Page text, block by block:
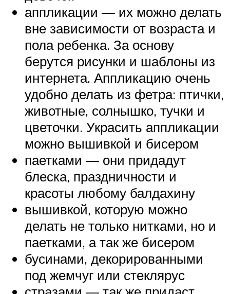
аппликации — их можно делать
вне зависимости от возраста и
пола ребенка. За основу
берутся рисунки и шаблоны из
интернета. Аппликацию очень
удобно делать из фетра: птички,
животные, солнышко, тучки и
цветочки. Украсить аппликации
можно вышивкой и бисером
паетками — они придадут
блеска, праздничности и
красоты любому балдахину
вышивкой, которую можно
делать не только нитками, но и
паетками, а так же бисером
бусинами, декорированными
под жемчуг или стеклярус